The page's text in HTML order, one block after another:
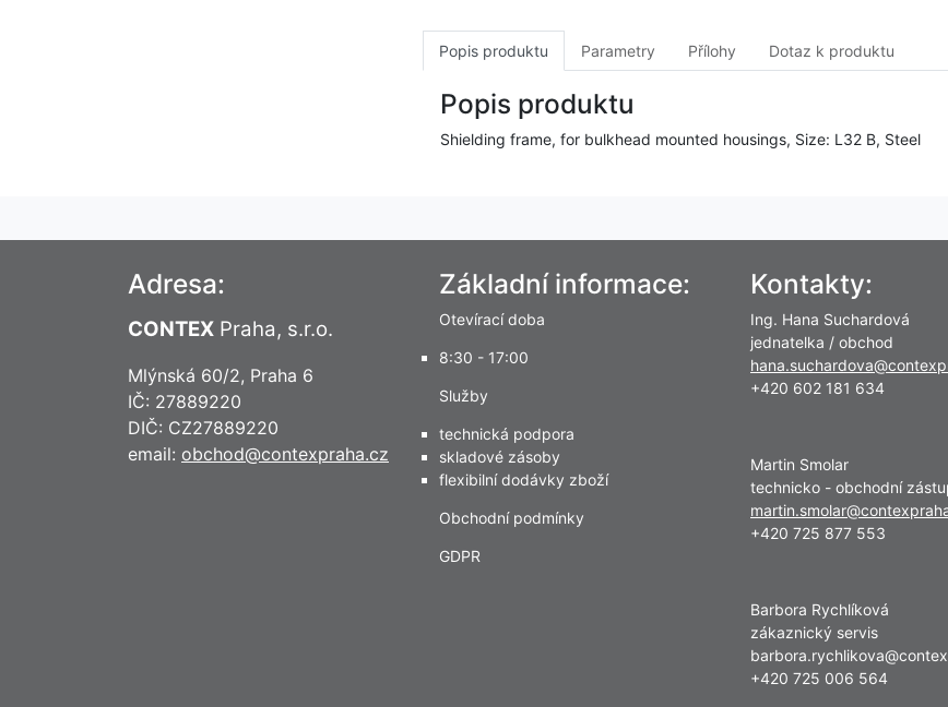
Popis produktu Parametry Přílohy Dotaz k produktu
Popis produktu
Shielding frame, for bulkhead mounted housings, Size: L32 B, Steel
Adresa:
CONTEX Praha, s.r.o.
Mlýnská 60/2, Praha 6
IČ: 27889220
DIČ: CZ27889220
email: obchod@contexpraha.cz
Základní informace:
Otevírací doba
8:30 - 17:00
Služby
technická podpora
skladové zásoby
flexibilní dodávky zboží
Obchodní podmínky
GDPR
Kontakty:
Ing. Hana Suchardová
jednatelka / obchod
+420 602 181 634
Martin Smolar
technicko - obchodní
+420 725 877 553
Barbora Rychlíková
zákaznický servis
+420 725 006 564